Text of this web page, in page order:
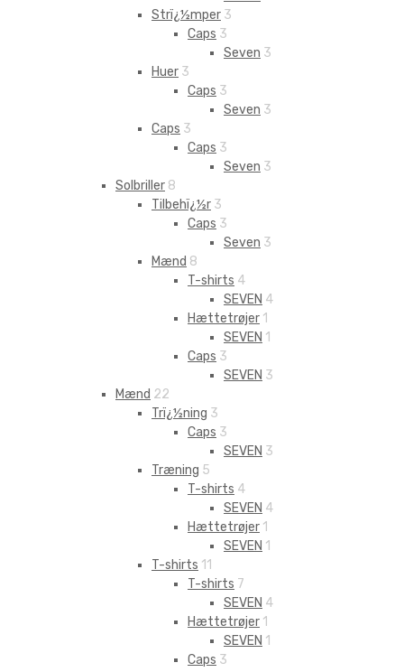
Strï¿½mper 3
Caps 3
Seven 3
Huer 3
Caps 3
Seven 3
Caps 3
Caps 3
Seven 3
Solbriller 8
Tilbehï¿½r 3
Caps 3
Seven 3
Mænd 8
T-shirts 4
SEVEN 4
Hættetrøjer 1
SEVEN 1
Caps 3
SEVEN 3
Mænd 22
Trï¿½ning 3
Caps 3
SEVEN 3
Træning 5
T-shirts 4
SEVEN 4
Hættetrøjer 1
SEVEN 1
T-shirts 11
T-shirts 7
SEVEN 4
Hættetrøjer 1
SEVEN 1
Caps 3